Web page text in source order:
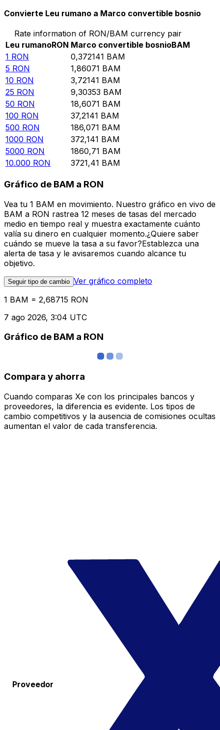
Convierte Leu rumano a Marco convertible bosnio
Rate information of RON/BAM currency pair
Leu rumanoRON Marco convertible bosnioBAM
1 RON 0,372141 BAM
5 RON 1,86071 BAM
10 RON 3,72141 BAM
25 RON 9,30353 BAM
50 RON 18,6071 BAM
100 RON 37,2141 BAM
500 RON 186,071 BAM
1000 RON 372,141 BAM
5000 RON 1860,71 BAM
10.000 RON 3721,41 BAM
Gráfico de BAM a RON
Vea tu 1 BAM en movimiento. Nuestro gráfico en vivo de
BAM a RON rastrea 12 meses de tasas del mercado
medio en tiempo real y muestra exactamente cuánto
valía su dinero en cualquier momento.¿Quiere saber
cuándo se mueve la tasa a su favor?Establezca una
alerta de tasa y le avisaremos cuando alcance tu
objetivo.
Seguir tipo de cambio Ver gráfico completo
1 BAM = 2,68715 RON
7 ago 2026, 3:04 UTC
Gráfico de BAM a RON
Compara y ahorra
Cuando comparas Xe con los principales bancos y
proveedores, la diferencia es evidente. Los tipos de
cambio competitivos y la ausencia de comisiones ocultas
aumentan el valor de cada transferencia.
Proveedor